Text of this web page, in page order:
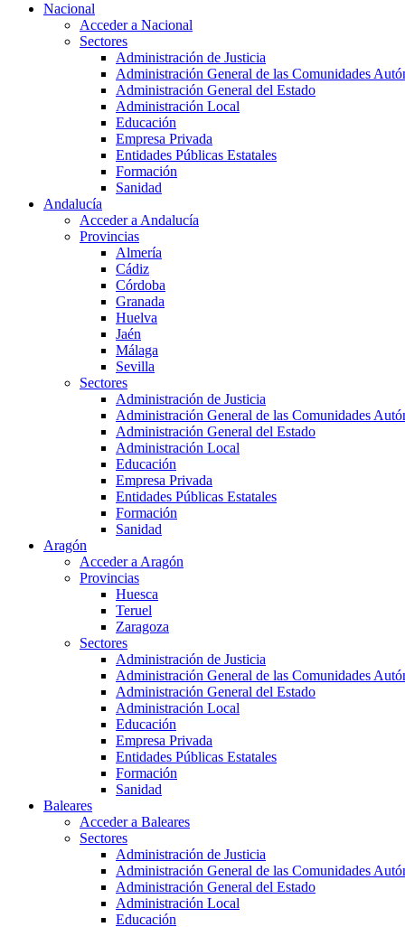
Nacional
Acceder a Nacional
Sectores
Administración de Justicia
Administración General de las Comunidades
Administración General del Estado
Administración Local
Educación
Empresa Privada
Entidades Públicas Estatales
Formación
Sanidad
Andalucía
Acceder a Andalucía
Provincias
Almería
Cádiz
Córdoba
Granada
Huelva
Jaén
Málaga
Sevilla
Sectores
Administración de Justicia
Administración General de las Comunidades
Administración General del Estado
Administración Local
Educación
Empresa Privada
Entidades Públicas Estatales
Formación
Sanidad
Aragón
Acceder a Aragón
Provincias
Huesca
Teruel
Zaragoza
Sectores
Administración de Justicia
Administración General de las Comunidades
Administración General del Estado
Administración Local
Educación
Empresa Privada
Entidades Públicas Estatales
Formación
Sanidad
Baleares
Acceder a Baleares
Sectores
Administración de Justicia
Administración General de las Comunidades
Administración General del Estado
Administración Local
Educación